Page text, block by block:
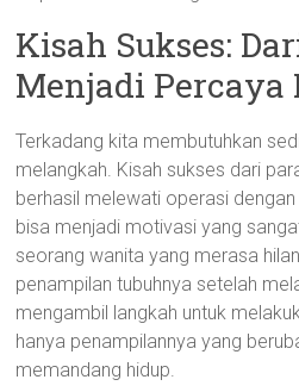
Kisah Sukses:
Menjadi Percaya
Terkadang kita membutuhkan
melangkah. Kisah sukses dari
berhasil melewati operasi
bisa menjadi motivasi yang
seorang wanita yang merasa
penampilan tubuhnya setelah
mengambil langkah untuk
hanya penampilannya yang
memandang hidup.